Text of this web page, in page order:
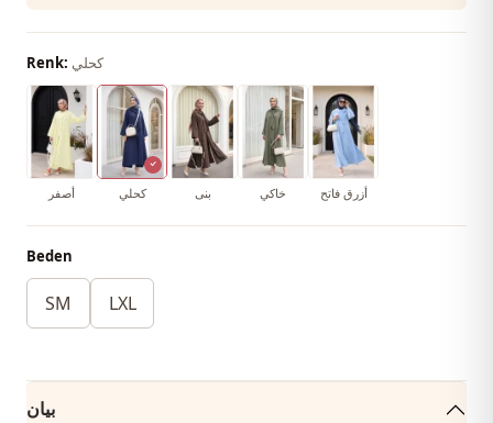
Renk: كحلي
أصفر كحلي بنى خاكي أزرق فاتح
Beden
SM LXL
بيان